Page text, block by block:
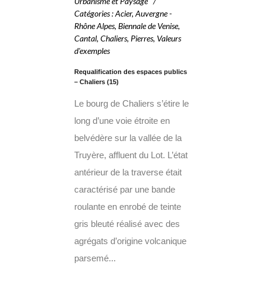
Catégories:Acier, Auvergne -
Rhône Alpes, Biennale de Venise,
Cantal, Chaliers, Pierres, Valeurs
d'exemples
Requalification des espaces publics
– Chaliers (15)
Le bourg de Chaliers s’étire le
long d’une voie étroite en
belvédère sur la vallée de la
Truyère, affluent du Lot. L’état
antérieur de la traverse était
caractérisé par une bande
roulante en enrobé de teinte
gris bleuté réalisé avec des
agrégats d’origine volcanique
parsemé...